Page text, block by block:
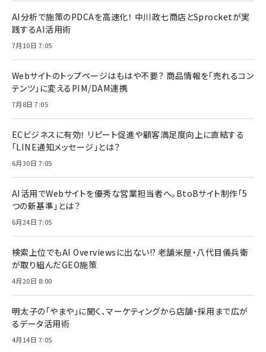
AI分析で施策のPDCAを高速化！ 中川政七商店とSprocketが実
践するAI活用術
7月10日 7:05
Webサイトのトップページはもはや不要？ 商品情報を「売れるコン
テンツ」に変えるPIM/DAM連携
7月8日 7:05
ECビジネスに有効！ リピート促進や顧客満足度向上に直結する
「LINE通知メッセージ」とは？
6月30日 7:05
AI活用でWebサイトを優秀な営業担当者へ。BtoBサイト制作「5
つの新基準」とは？
6月24日 7:05
検索上位でもAI Overviewsに出ない!? 老舗米屋・八代目儀兵衛
が取り組んだGEO施策
4月20日 8:00
明太子の「やまや」に聞く、マーケティングから店舗・採用まで広が
るデータ活用術
4月14日 7:05